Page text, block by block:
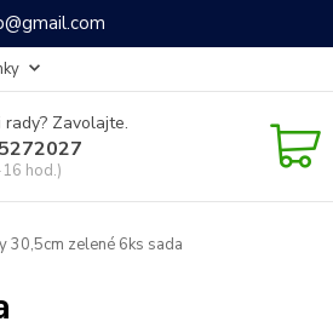
Zavolajte.
hod.)
30,5cm zelené 6ks sada